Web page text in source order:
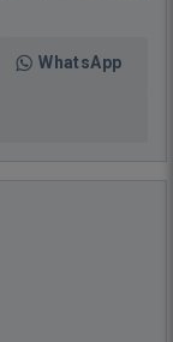
WhatsApp